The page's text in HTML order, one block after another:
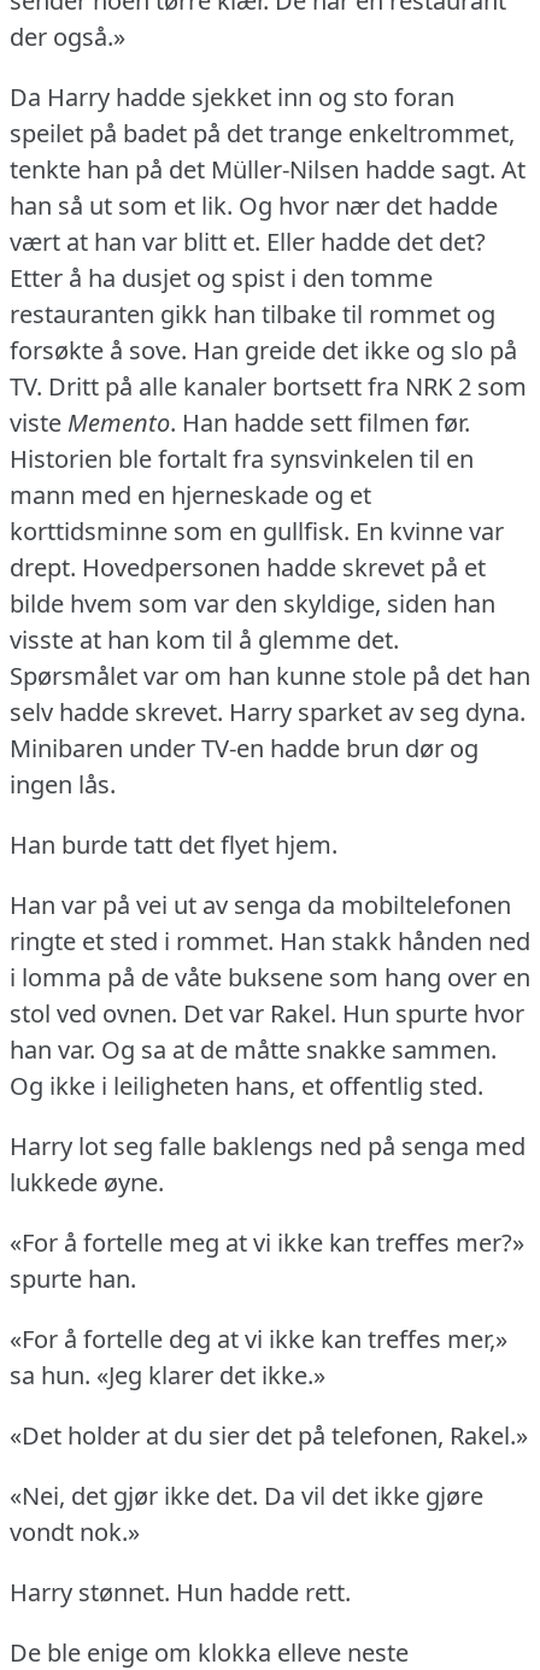
der også.»
Da Harry hadde sjekket inn og sto foran
speilet på badet på det trange enkeltrommet,
tenkte han på det Müller-Nilsen hadde sagt. At
han så ut som et lik. Og hvor nær det hadde
vært at han var blitt et. Eller hadde det det?
Etter å ha dusjet og spist i den tomme
restauranten gikk han tilbake til rommet og
forsøkte å sove. Han greide det ikke og slo på
TV. Dritt på alle kanaler bortsett fra NRK 2 som
viste Memento. Han hadde sett filmen før.
Historien ble fortalt fra synsvinkelen til en
mann med en hjerneskade og et
korttidsminne som en gullfisk. En kvinne var
drept. Hovedpersonen hadde skrevet på et
bilde hvem som var den skyldige, siden han
visste at han kom til å glemme det.
Spørsmålet var om han kunne stole på det han
selv hadde skrevet. Harry sparket av seg dyna.
Minibaren under TV-en hadde brun dør og
ingen lås.
Han burde tatt det flyet hjem.
Han var på vei ut av senga da mobiltelefonen
ringte et sted i rommet. Han stakk hånden ned
i lomma på de våte buksene som hang over en
stol ved ovnen. Det var Rakel. Hun spurte hvor
han var. Og sa at de måtte snakke sammen.
Og ikke i leiligheten hans, et offentlig sted.
Harry lot seg falle baklengs ned på senga med
lukkede øyne.
«For å fortelle meg at vi ikke kan treffes mer?»
spurte han.
«For å fortelle deg at vi ikke kan treffes mer,»
sa hun. «Jeg klarer det ikke.»
«Det holder at du sier det på telefonen, Rakel.»
«Nei, det gjør ikke det. Da vil det ikke gjøre
vondt nok.»
Harry stønnet. Hun hadde rett.
De ble enige om klokka elleve neste